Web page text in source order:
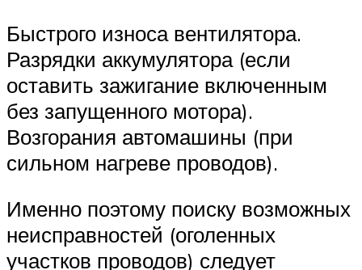
Быстрого износа вентилятора.
Разрядки аккумулятора (если
оставить зажигание включенным
без запущенного мотора).
Возгорания автомашины (при
сильном нагреве проводов).
Именно поэтому поиску возможных
неисправностей (оголенных
участков проводов) следует